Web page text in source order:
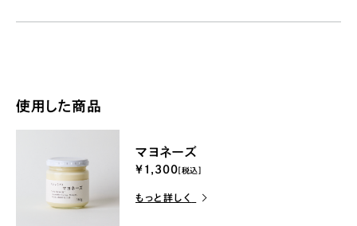
使用した商品
マヨネーズ
¥1,300 [税込]
もっと詳しく